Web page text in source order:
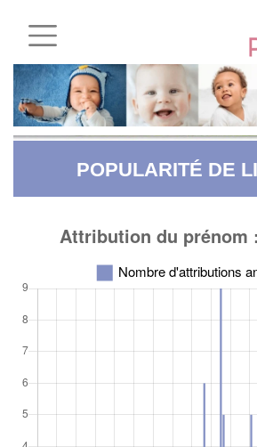
POPULARITÉ DE